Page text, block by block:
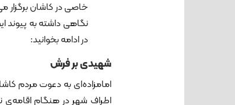
خاصی در کاشان برگزار
نگاهی داشته به پیوند
در ادامه بخوانید:
شهیدی بر فرش
امامزاده‌ای به دعوت مردم
اطراف شهر در هنگام